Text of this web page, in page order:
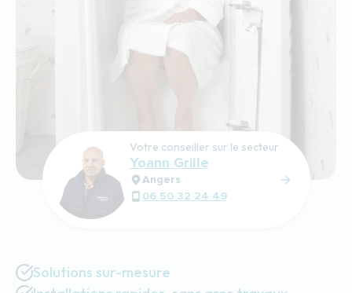
Votre conseiller sur le secteur
Yoann Grille
Angers
06 50 32 24 49
Solutions sur-mesure